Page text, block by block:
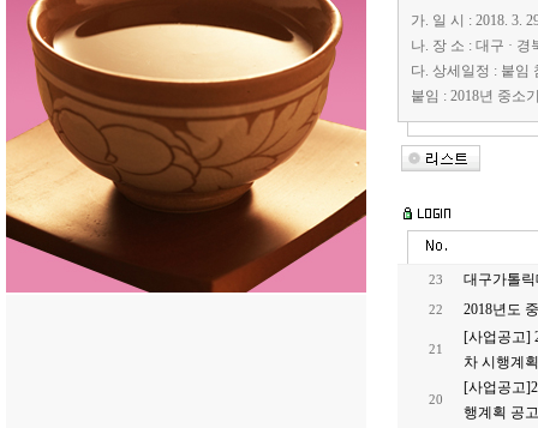
가. 일 시 : 2018. 3.
나. 장 소 : 대구 ·
다. 상세일정 : 붙임
붙임 : 2018년 중소
23 대구가톨
22 2018년도
21
[사업공고]
차 시행계
20
[사업공고
행계획 공고